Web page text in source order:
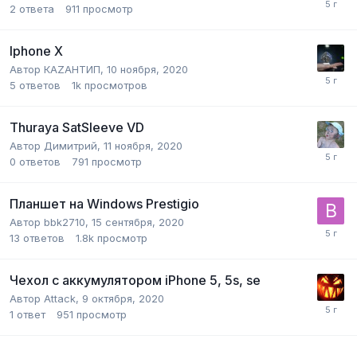
2 ответа 911 просмотр
Iphone X
Автор КАZАНТИП, 10 ноября, 2020
5 ответов 1k просмотров
Thuraya SatSleeve VD
Автор Димитрий, 11 ноября, 2020
0 ответов 791 просмотр
Планшет на Windows Prestigio
Автор bbk2710, 15 сентября, 2020
13 ответов 1.8k просмотр
Чехол с аккумулятором iPhone 5, 5s, se
Автор Attack, 9 октября, 2020
1 ответ 951 просмотр